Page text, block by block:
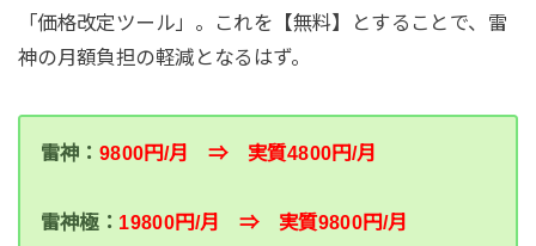
「価格改定ツール」。これを【無料】とすることで、雷
神の月額負担の軽減となるはず。
雷神： 9800円/月 ⇒ 実質4800円/月
雷神極： 19800円/月 ⇒ 実質9800円/月